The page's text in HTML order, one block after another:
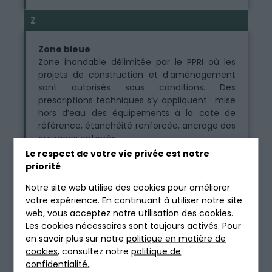
Le respect de votre vie privée est notre
priorité
Notre site web utilise des cookies pour améliorer
votre expérience. En continuant à utiliser notre site
web, vous acceptez notre utilisation des cookies.
Les cookies nécessaires sont toujours activés. Pour
en savoir plus sur notrepolitique en matière de
cookies, consultez notrepolitique de
confidentialité.
Z
Zone bleue
Zone inondable délimitée par le PPRI où les
projets de construction et d’aménagement
sont autorisés sous conditions. Des
prescriptions techniques s’y appliquent : mise
hors d’eau des équipements à la cote de
référence, étanchéité renforcée, ancrage des
ouvrages enterrés.
Pour un projet ANC en zone bleue, l’installation
d’une micro-station ou d’un filtre compact
peut être envisagée, sous réserve de l’étude
de sol, du respect des prescriptions du PPRI et
de la validation du SPANC. Les contraintes
varient selon le niveau d’aléa retenu dans
chaque territoire.
Définie dans le règlement du PPRI applicable ·